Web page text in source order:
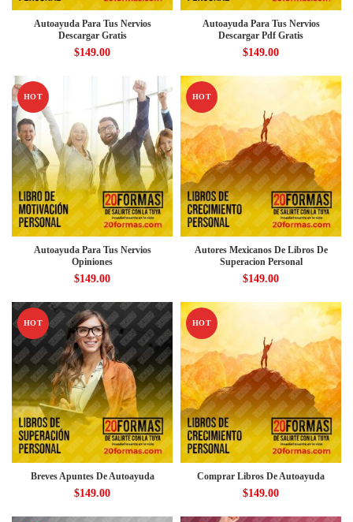
Autoayuda Para Tus Nervios
Descargar Gratis
$149.00
Autoayuda Para Tus Nervios
Descargar Pdf Gratis
$149.00
HOT
Autoayuda Para Tus Nervios
Opiniones
$149.00
HOT
Autores Mexicanos De Libros De
Superacion Personal
$149.00
HOT
Breves Apuntes De Autoayuda
$149.00
HOT
Comprar Libros De Autoayuda
$149.00